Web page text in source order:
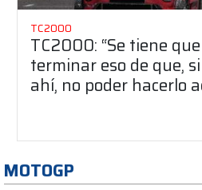
TC2000
TC2000: “Se tiene que
terminar eso de que,
ahí, no poder hacerlo
MOTOGP